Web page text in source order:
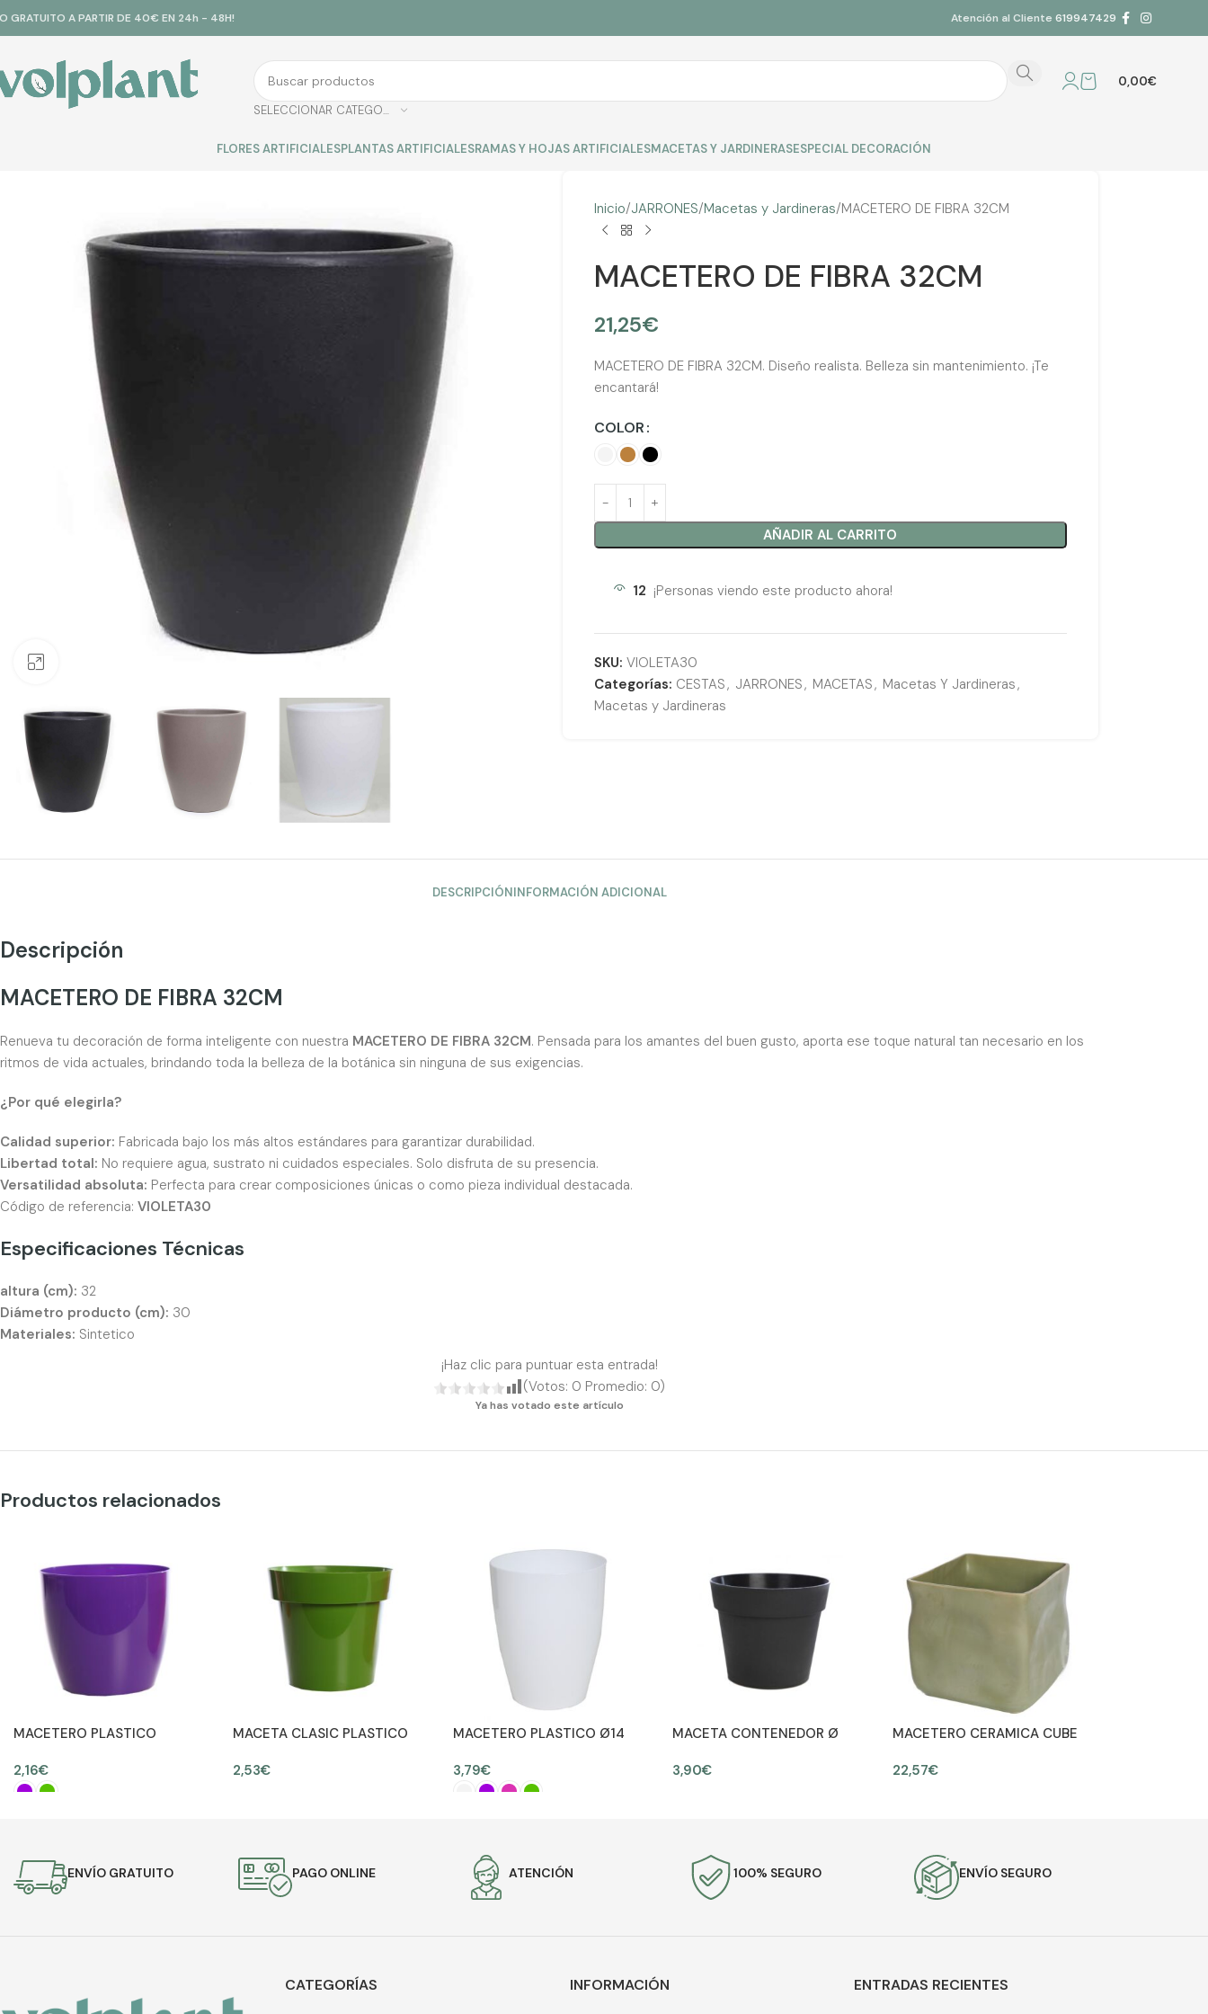
GRATUITO A PARTIR DE 40€ EN 24h - 48H! Atención al Cliente 619947429
SELECCIONAR CATEGORÍA
0,00€
FLORES ARTIFICIALESPLANTAS ARTIFICIALESRAMAS Y HOJAS ARTIFICIALESMACETAS Y JARDINERASESPECIAL DECORACIÓN
Inicio JARRONES Macetas y Jardineras MACETERO DE FIBRA 32CM
MACETERO DE FIBRA 32CM
21,25€
MACETERO DE FIBRA 32CM. Diseño realista. Belleza sin mantenimiento. ¡Te
encantará!
COLOR
AÑADIR AL CARRITO
12 ¡Personas viendo este producto ahora!
SKU: VIOLETA30
Categorías: CESTAS, JARRONES, MACETAS, Macetas Y Jardineras,
Macetas y Jardineras
DESCRIPCIÓNINFORMACIÓN ADICIONAL
Descripción
MACETERO DE FIBRA 32CM
Renueva tu decoración de forma inteligente con nuestra MACETERO DE FIBRA 32CM. Pensada para los amantes del buen gusto, aporta ese toque natural tan necesario en los
ritmos de vida actuales, brindando toda la belleza de la botánica sin ninguna de sus exigencias.
¿Por qué elegirla?
Calidad superior: Fabricada bajo los más altos estándares para garantizar durabilidad.
Libertad total: No requiere agua, sustrato ni cuidados especiales. Solo disfruta de su presencia.
Versatilidad absoluta: Perfecta para crear composiciones únicas o como pieza individual destacada.
Código de referencia: VIOLETA30
Especificaciones Técnicas
altura (cm): 32
Diámetro producto (cm): 30
Materiales: Sintetico
¡Haz clic para puntuar esta entrada!
(Votos: 0 Promedio: 0)
Ya has votado este artículo
Productos relacionados
MACETERO PLASTICO
2,16€
MACETA CLASIC PLASTICO
2,53€
MACETERO PLASTICO Ø14
3,79€
MACETA CONTENEDOR Ø
3,90€
MACETERO CERAMICA CUBE
22,57€
ENVÍO GRATUITO PAGO ONLINE ATENCIÓN 100% SEGURO ENVÍO SEGURO
CATEGORÍAS INFORMACIÓN ENTRADAS RECIENTES